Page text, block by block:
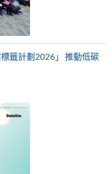
籤計劃2026」 推動低碳